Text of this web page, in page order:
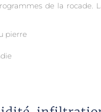
de la rocade.
pierre